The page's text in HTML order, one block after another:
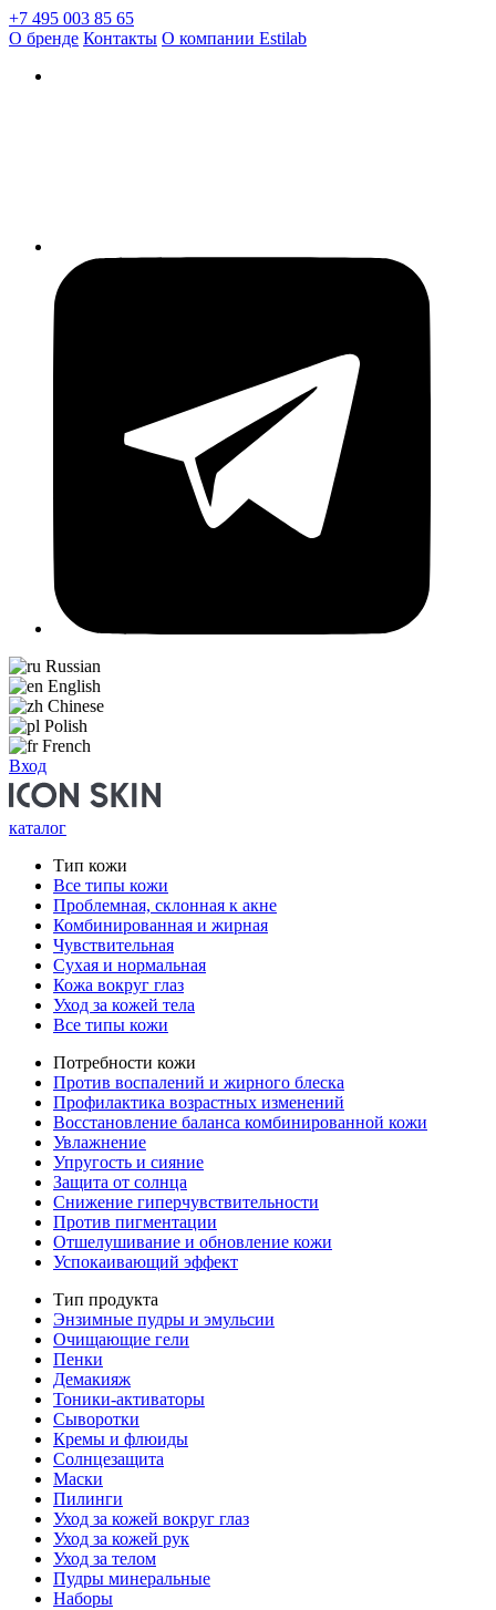
+7 495 003 85 65
О бренде Контакты О компании Estilab
Russian
English
Chinese
Polish
French
Вход
каталог
Тип кожи
Все типы кожи
Проблемная, склонная к акне
Комбинированная и жирная
Чувствительная
Сухая и нормальная
Кожа вокруг глаз
Уход за кожей тела
Все типы кожи
Потребности кожи
Против воспалений и жирного блеска
Профилактика возрастных изменений
Восстановление баланса комбинированной кожи
Увлажнение
Упругость и сияние
Защита от солнца
Снижение гиперчувствительности
Против пигментации
Отшелушивание и обновление кожи
Успокаивающий эффект
Тип продукта
Энзимные пудры и эмульсии
Очищающие гели
Пенки
Демакияж
Тоники-активаторы
Сыворотки
Кремы и флюиды
Солнцезащита
Маски
Пилинги
Уход за кожей вокруг глаз
Уход за кожей рук
Уход за телом
Пудры минеральные
Наборы